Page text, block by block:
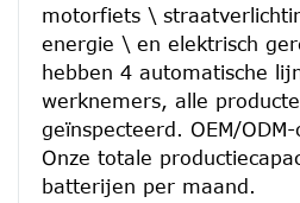
motorfiets \
energie \ en elektrisch
hebben 4 automatische
werknemers, alle
geïnspecteerd. OEM/
Onze totale
batterijen per maand.